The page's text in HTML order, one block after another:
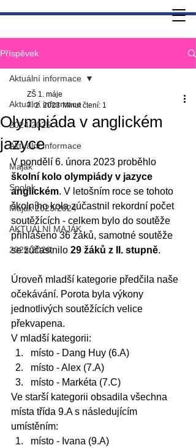
Příspěvek
Aktuální informace
2024/2025
Aktuální informace
Maják
Spolek
Maják 2023/2024
AKTUÁLNÍ MAJÁK
2025/2026
Aktuální informace
Olympiáda v anglickém
jazyce
ZŠ 1. máje
7. 2. 2023 Minut čtení: 1
V pondělí 6. února 2023 proběhlo
školní kolo olympiády v jazyce
anglickém. V letošním roce se tohoto
školního kola zúčastnil rekordní počet
soutěžících - celkem bylo do soutěže
přihlášeno 36 žáků, samotné soutěže
se zúčastnilo 29 žáků z II. stupně.
Úroveň mladší kategorie předčila naše
očekávání. Porota byla výkony
jednotlivých soutěžících velice
překvapena.
V mladší kategorii:
místo - Dang Huy (6.A)
místo - Alex (7.A)
místo - Markéta (7.C)
Ve starší kategorii obsadila všechna
místa třída 9.A s následujícím
umístěním:
místo - Ivana (9.A)